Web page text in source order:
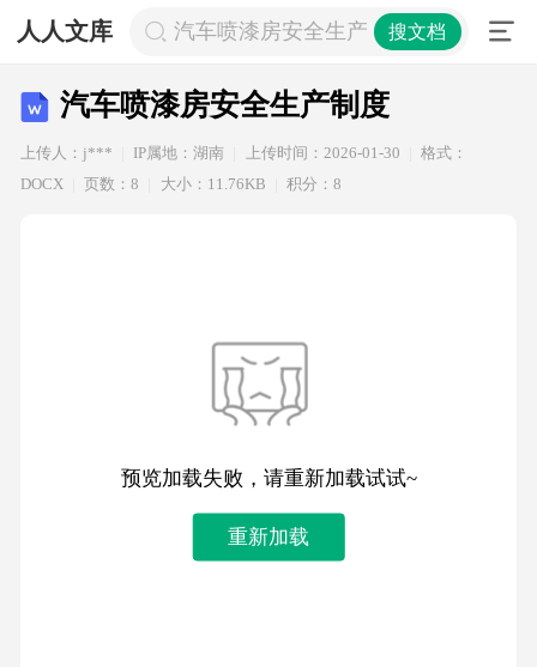
人人文库 汽车喷漆房安全生产制度搜文档
汽车喷漆房安全生产制度
上传人：j*** IP属地：湖南 上传时间：2026-01-30
格式：
DOCX
页数：8 大小：11.76KB 积分：8
预览加载失败，请重新加载试试~
重新加载